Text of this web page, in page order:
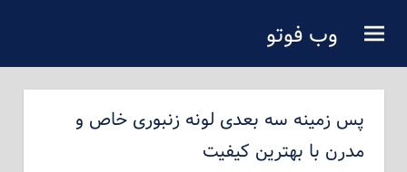
محتوای
اصلی
وب فوتو
پس زمینه سه بعدی لونه زنبوری خاص و
مدرن با بهترین کیفیت